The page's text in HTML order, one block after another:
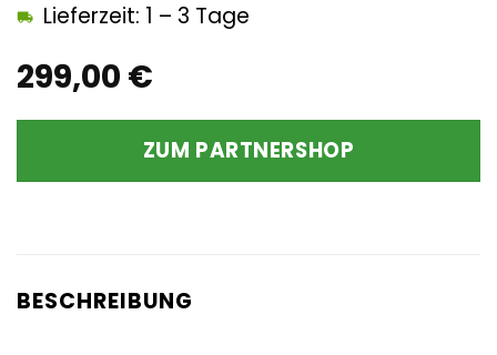
299,00 €
Lieferzeit: 1 – 3 Tage
ZUM PARTNERSHOP
BESCHREIBUNG